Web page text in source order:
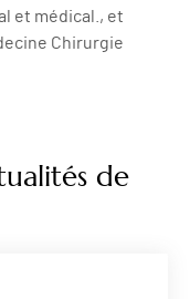
et médical., et
Chirurgie
de